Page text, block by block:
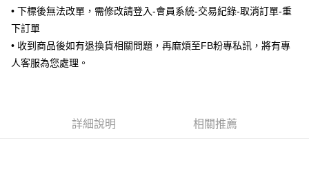
全家取貨付款
每筆NT$65，滿NT$688(含以上)免運費
• 下標後無法改單，需修改請登入-會員系統-交易紀錄-取消訂單-重
下訂單
• 收到商品後如有退換貨相關問題，再麻煩至FB粉專私訊，將有專
人客服為您處理。
詳細說明 相關推薦